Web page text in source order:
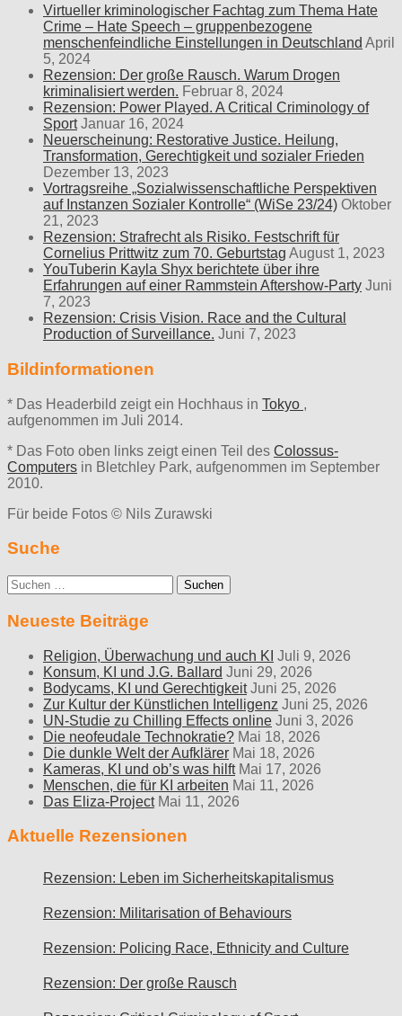
Virtueller kriminologischer Fachtag zum Thema Hate
Crime – Hate Speech – gruppenbezogene
menschenfeindliche Einstellungen in Deutschland April
5, 2024
Rezension: Der große Rausch. Warum Drogen
kriminalisiert werden. Februar 8, 2024
Rezension: Power Played. A Critical Criminology of
Sport Januar 16, 2024
Neuerscheinung: Restorative Justice. Heilung,
Transformation, Gerechtigkeit und sozialer Frieden
Dezember 13, 2023
Vortragsreihe „Sozialwissenschaftliche Perspektiven
auf Instanzen Sozialer Kontrolle“ (WiSe 23/24) Oktober
21, 2023
Rezension: Strafrecht als Risiko. Festschrift für
Cornelius Prittwitz zum 70. Geburtstag August 1, 2023
YouTuberin Kayla Shyx berichtete über ihre
Erfahrungen auf einer Rammstein Aftershow-Party Juni
7, 2023
Rezension: Crisis Vision. Race and the Cultural
Production of Surveillance. Juni 7, 2023
Bildinformationen
* Das Headerbild zeigt ein Hochhaus in Tokyo ,
aufgenommen im Juli 2014.
* Das Foto oben links zeigt einen Teil des Colossus-
Computers in Bletchley Park, aufgenommen im September
2010.
Für beide Fotos © Nils Zurawski
Suche
Suche
nach:
Neueste Beiträge
Religion, Überwachung und auch KI Juli 9, 2026
Konsum, KI und J.G. Ballard Juni 29, 2026
Bodycams, KI und Gerechtigkeit Juni 25, 2026
Zur Kultur der Künstlichen Intelligenz Juni 25, 2026
UN-Studie zu Chilling Effects online Juni 3, 2026
Die neofeudale Technokratie? Mai 18, 2026
Die dunkle Welt der Aufklärer Mai 18, 2026
Kameras, KI und ob’s was hilft Mai 17, 2026
Menschen, die für KI arbeiten Mai 11, 2026
Das Eliza-Project Mai 11, 2026
Aktuelle Rezensionen
Rezension: Leben im Sicherheitskapitalismus
Rezension: Militarisation of Behaviours
Rezension: Policing Race, Ethnicity and Culture
Rezension: Der große Rausch